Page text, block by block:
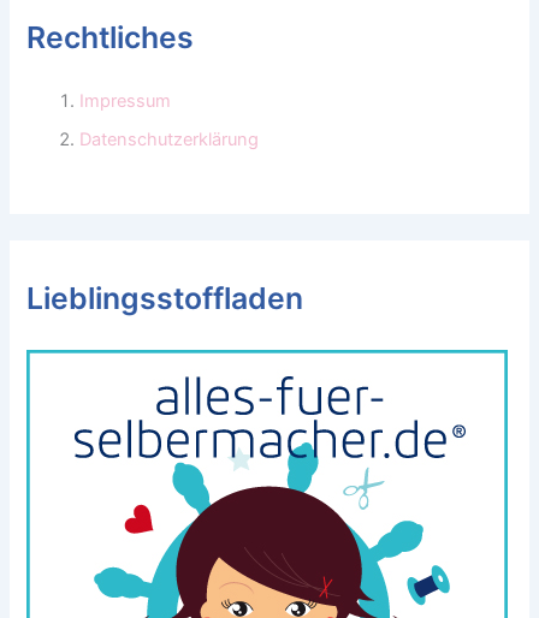
Rechtliches
Impressum
Datenschutzerklärung
Lieblingsstoffladen